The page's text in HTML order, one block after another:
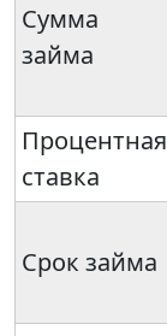
Сумма
займа
Процентная
ставка
Срок займа